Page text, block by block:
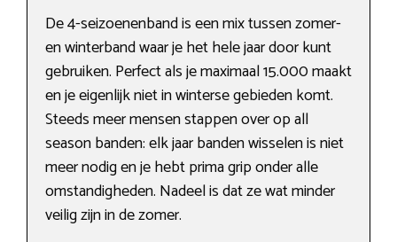
De 4-seizoenenband is een mix tussen zomer-
en winterband waar je het hele jaar door kunt
gebruiken. Perfect als je maximaal 15.000 maakt
en je eigenlijk niet in winterse gebieden komt.
Steeds meer mensen stappen over op all
season banden: elk jaar banden wisselen is niet
meer nodig en je hebt prima grip onder alle
omstandigheden. Nadeel is dat ze wat minder
veilig zijn in de zomer.